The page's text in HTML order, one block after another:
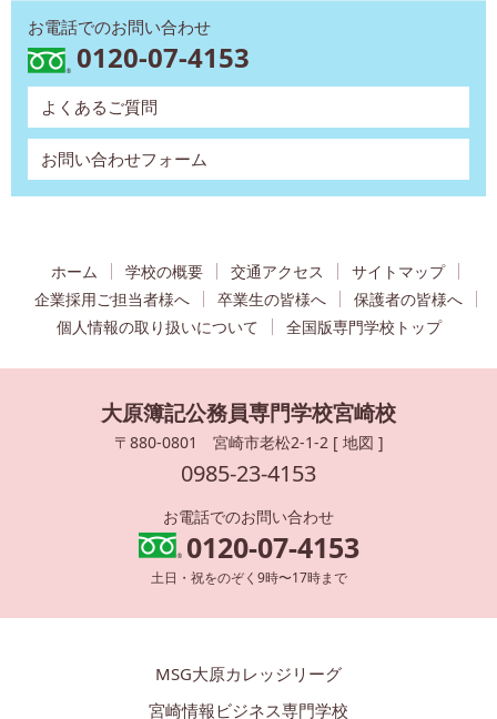
お電話でのお問い合わせ
0120-07-4153
よくあるご質問
お問い合わせフォーム
ホーム 学校の概要 交通アクセス
サイトマップ
企業採用ご担当者様へ
卒業生の皆様へ
保護者の皆様へ
個人情報の取り扱いについて
全国版専門学校トップ
大原簿記公務員専門学校宮崎校
〒880-0801 宮崎市老松2-1-2 [ 地図 ]
0985-23-4153
お電話でのお問い合わせ
0120-07-4153
土日・祝をのぞく9時〜17時まで
MSG大原カレッジリーグ
宮崎情報ビジネス専門学校